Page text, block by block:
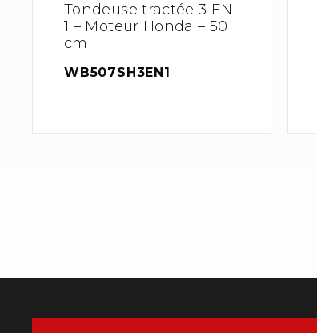
Tondeuse tractée 3 EN
1 – Moteur Honda – 50
cm
WB507SH3EN1